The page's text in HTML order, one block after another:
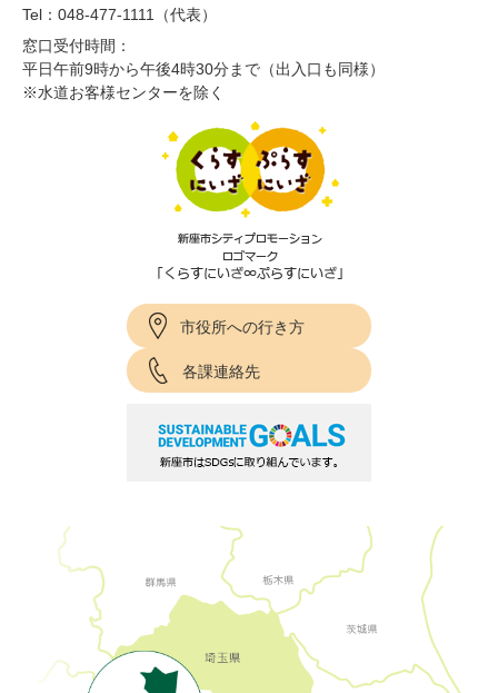
Tel：048-477-1111（代表）
窓口受付時間：
平日午前9時から午後4時30分まで（出入口も同様）
※水道お客様センターを除く
市役所への行き方
各課連絡先